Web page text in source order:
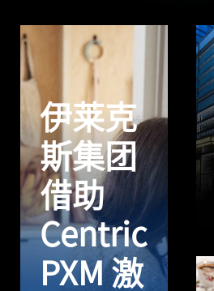
伊莱克
斯集团
借助
Centric
PXM 激